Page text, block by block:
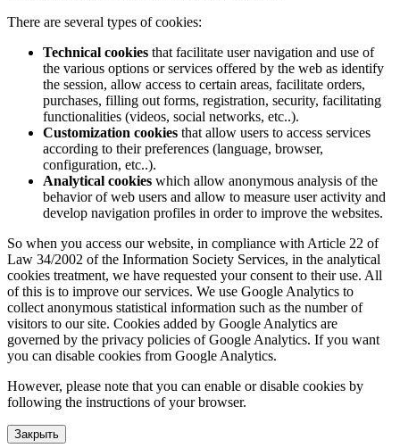
There are several types of cookies:
Technical cookies that facilitate user navigation and use of
the various options or services offered by the web as identify
the session, allow access to certain areas, facilitate orders,
purchases, filling out forms, registration, security, facilitating
functionalities (videos, social networks, etc..).
Customization cookies that allow users to access services
according to their preferences (language, browser,
configuration, etc..).
Analytical cookies which allow anonymous analysis of the
behavior of web users and allow to measure user activity and
develop navigation profiles in order to improve the websites.
So when you access our website, in compliance with Article 22 of
Law 34/2002 of the Information Society Services, in the analytical
cookies treatment, we have requested your consent to their use. All
of this is to improve our services. We use Google Analytics to
collect anonymous statistical information such as the number of
visitors to our site. Cookies added by Google Analytics are
governed by the privacy policies of Google Analytics. If you want
you can disable cookies from Google Analytics.
However, please note that you can enable or disable cookies by
following the instructions of your browser.
Закрыть